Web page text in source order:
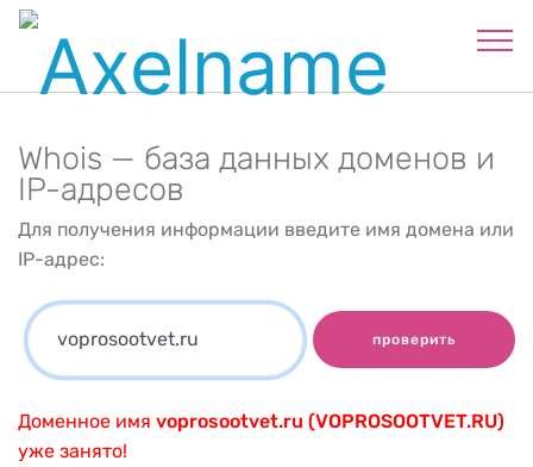
Whois — база данных доменов и
IP-адресов
Для получения информации введите имя домена или
IP-адрес:
проверить
Доменное имя voprosootvet.ru (VOPROSOOTVET.RU)
уже занято!